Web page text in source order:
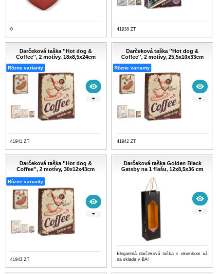
0 41938 ZT
Darčeková taška ''Hot dog &
Coffee'', 2 motívy, 18x8,5x24cm
Rôzne varianty
41941 ZT
Darčeková taška ''Hot dog &
Coffee'', 2 motívy, 25,5x10x33cm
Rôzne varianty
41942 ZT
Darčeková taška ''Hot dog &
Coffee'', 2 motívy, 30x12x43cm
Rôzne varianty
41943 ZT
Darčeková taška Golden Black
Gatsby na 1 fľašu, 12x8,5x36 cm
Elegantná darčeková taška s okienkom už
na sklade v BA!